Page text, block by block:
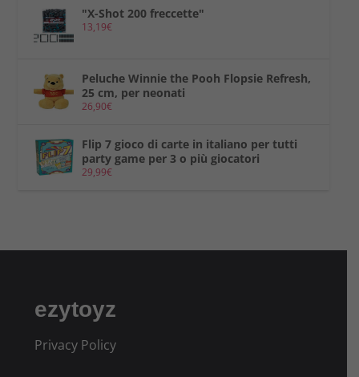
"X-Shot 200 freccette"
13,19€
Peluche Winnie the Pooh Flopsie Refresh,
25 cm, per neonati
26,90€
Flip 7 gioco di carte in italiano per tutti
party game per 3 o più giocatori
29,99€
ezytoyz
Privacy Policy